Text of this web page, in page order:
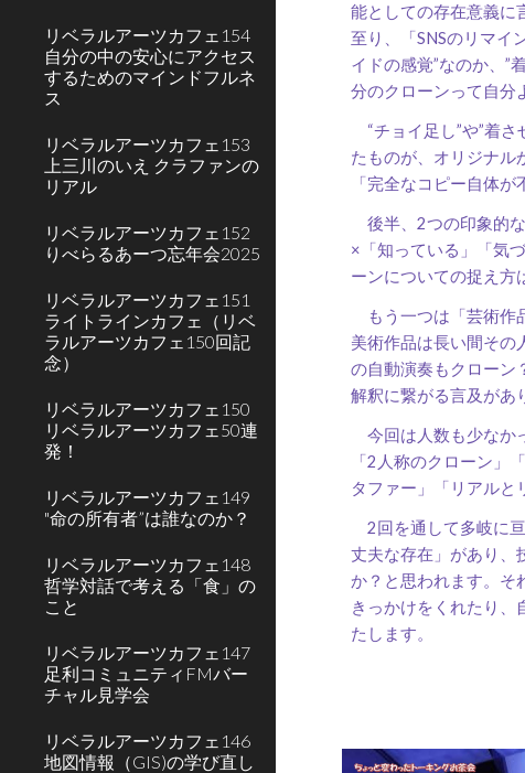
リベラルアーツカフェ154
自分の中の安心にアクセス
するためのマインドフルネ
ス
リベラルアーツカフェ153
上三川のいえ クラファンの
リアル
リベラルアーツカフェ152
りべらるあーつ忘年会2025
リベラルアーツカフェ151
ライトラインカフェ（リベ
ラルアーツカフェ150回記
念）
リベラルアーツカフェ150
リベラルアーツカフェ50連
発！
リベラルアーツカフェ149
"命の所有者”は誰なのか？
リベラルアーツカフェ148
哲学対話で考える「食」の
こと
リベラルアーツカフェ147
足利コミュニティFMバー
チャル見学会
リベラルアーツカフェ146
地図情報（GIS)の学び直し
能としての存在意義に
至り、「SNSのリマイ
イドの感覚”なのか、”
分のクローンって自分
“チョイ足し”や”着
たものが、オリジナル
「完全なコピー自体
後半、2つの印象的
×「知っている」「気
ーンについての捉え方
もう一つは「芸術作
美術作品は長い間その
の自動演奏もクローン
解釈に繋がる言及があ
今回は人数も少なか
「2人称のクローン」
タファー」「リアルと
2回を通して多岐に
丈夫な存在」があり、
か？と思われます。そ
きっかけをくれたり、
たします。